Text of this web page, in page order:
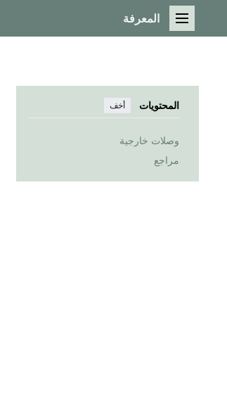
القائمة الرئيسية
المعرفة
المحتويات أخف
وصلات خارجية
مراجع